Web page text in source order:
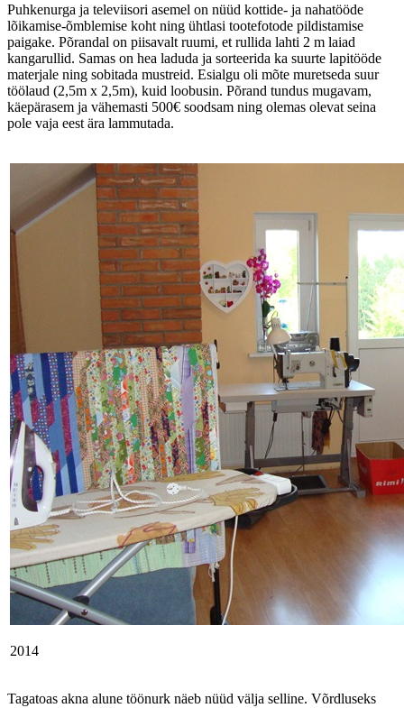
Puhkenurga ja televiisori asemel on nüüd kottide- ja nahatööde
lõikamise-õmblemise koht ning ühtlasi tootefotode pildistamise
paigake. Põrandal on piisavalt ruumi, et rullida lahti 2 m laiad
kangarullid. Samas on hea laduda ja sorteerida ka suurte lapitööde
materjale ning sobitada mustreid. Esialgu oli mõte muretseda suur
töölaud (2,5m x 2,5m), kuid loobusin. Põrand tundus mugavam,
käepärasem ja vähemasti 500€ soodsam ning olemas olevat seina
pole vaja eest ära lammutada.
2014
Tagatoas akna alune töönurk näeb nüüd välja selline. Võrdluseks